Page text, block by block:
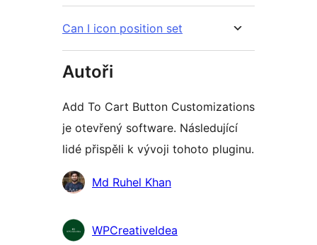
Can I icon position set
Autoři
Add To Cart Button Customizations
je otevřený software. Následující
lidé přispěli k vývoji tohoto pluginu.
Spolupracovníci
Md Ruhel Khan
WPCreativeIdea